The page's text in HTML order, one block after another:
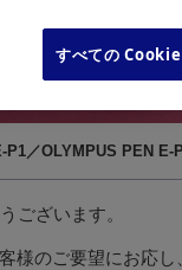
P1／OLYMPUS PEN E-
ございます。
のご要望にお応
すべての